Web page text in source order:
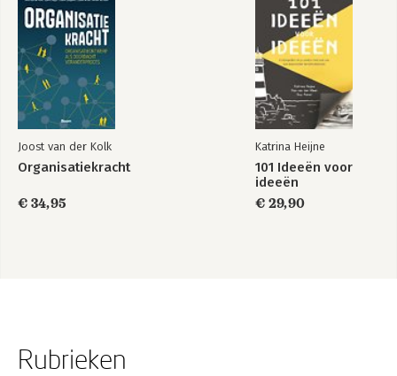
Joost van der Kolk
Organisatiekracht
€ 34,95
Katrina Heijne
101 Ideeën voor
ideeën
€ 29,90
Rubrieken